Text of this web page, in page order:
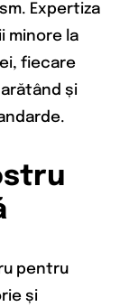
Expertiza
minore la
fiecare
și
pentru
și